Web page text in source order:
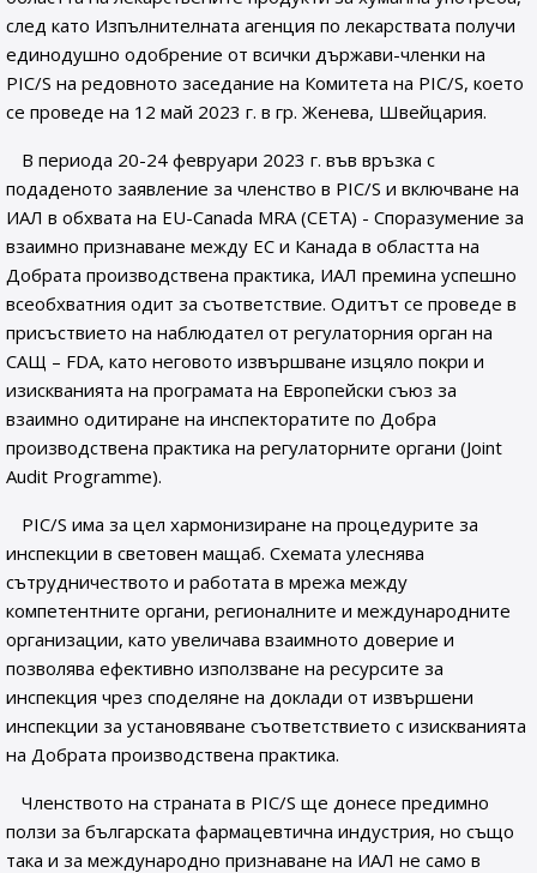
след като Изпълнителната агенция по лекарствата получи
единодушно одобрение от всички държави-членки на
PIC/S на редовното заседание на Комитета на PIC/S, което
се проведе на 12 май 2023 г. в гр. Женева, Швейцария.
В периода 20-24 февруари 2023 г. във връзка с
подаденото заявление за членство в PIC/S и включване на
ИАЛ в обхвата на EU-Canada MRA (CETA) - Споразумение за
взаимно признаване между ЕС и Канада в областта на
Добрата производствена практика, ИАЛ премина успешно
всеобхватния одит за съответствие. Oдитът се проведе в
присъствието на наблюдател от регулаторния орган на
САЩ – FDA, като неговото извършване изцяло покри и
изискванията на програмата на Европейски съюз за
взаимно одитиране на инспекторатите по Добра
производствена практика на регулаторните органи (Joint
Audit Programme).
PIC/S има за цел хармонизиране на процедурите за
инспекции в световен мащаб. Схемата улеснява
сътрудничеството и работата в мрежа между
компетентните органи, регионалните и международните
организации, като увеличава взаимното доверие и
позволява ефективно използване на ресурсите за
инспекция чрез споделяне на доклади от извършени
инспекции за установяване съответствието с изискванията
на Добрата производствена практика.
Членството на страната в PIC/S ще донесе предимно
ползи за българската фармацевтична индустрия, но също
така и за международно признаване на ИАЛ не само в